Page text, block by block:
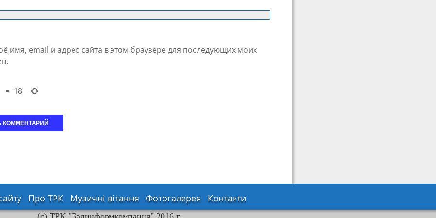
имя, email и адрес сайта в этом браузере для последующих моих
= 18
Про ТРК
Структура власності
Музичні вітання Фотогалерея Контакти
(с) ТРК "Балинформкомпания" 2016 г.